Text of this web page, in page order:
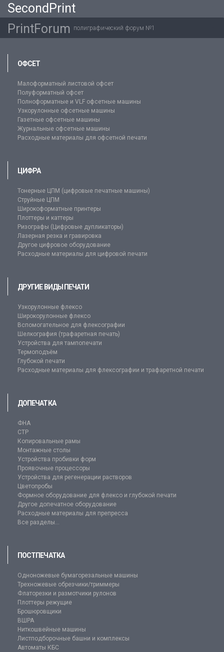
SecondPrint
PrintForum полиграфический форум №1
ОФСЕТ
Малоформатный листовой офсет
Полуформатный офсет
Полноформатные и VLF офсетные машины
Узкорулонные офсетные машины
Газетные офсетные машины
Журнальные офсетные машины
Расходные материалы для офсетной печати
ЦИФРА
Тонерные ЦПМ (цифровые печатные машины)
Струйные ЦПМ
Широкоформатные принтеры
Плоттеры и каттеры
Ризографы (Цифровые дупликаторы)
Лазерная резка и гравировка
Другое цифровое оборудование
Расходные материалы для цифровой печати
ДРУГИЕ ВИДЫ ПЕЧАТИ
Узкорулонные флексо
Широкорулонные флексо
Вспомогательное для флексографии
Шелкография (трафаретная печать)
Устройства для тампопечати
Термоподъём
Глубокой печати
Расходные материалы для флексографии и трафаретной печати
ДОПЕЧАТКА
ФНА
CTP
Копировальные рамы
Монтажные столы
Устройства пробивки форм
Проявочные процессоры
Устройства для регенерации растворов
Цветопробы
Формное оборудование для флексо и глубокой печати
Другое допечатное оборудование
Расходные материалы для препресса
Все разделы...
ПОСТПЕЧАТКА
Одноножевые бумагорезальные машины
Трехножевые обрезчики/триммеры
Флаторезки и размотчики рулонов
Плоттеры режущие
Брошюровщики
ВШРА
Ниткошвейные машины
Листподборочные башни и комплексы
Автоматы КБС